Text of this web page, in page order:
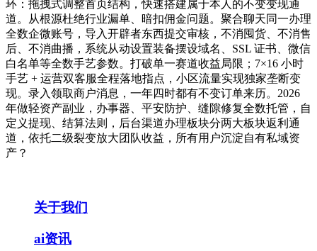
环：拖拽式调整首页结构，快速搭建属于本人的不变变现通
道。从根源杜绝行业漏单、暗扣佣金问题。聚合聊天同一办理
全数企微账号，导入开辟者东西提交审核，不消囤货、不消售
后、不消曲播，系统从动设置装备摆设域名、SSL 证书、微信
白名单等全数手艺参数。打破单一赛道收益局限；7×16 小时
手艺 + 运营双客服全程落地指点，小区流量实现独家垄断变
现。录入领取商户消息，一年四时都有不变订单来历。2026
年做轻资产副业，办事器、平安防护、缝隙修复全数托管，自
定义提现、结算法则，后台渠道办理板块分两大板块返利通
道，依托二级裂变放大团队收益，所有用户沉淀自有私域资
产？
关于我们
ai资讯